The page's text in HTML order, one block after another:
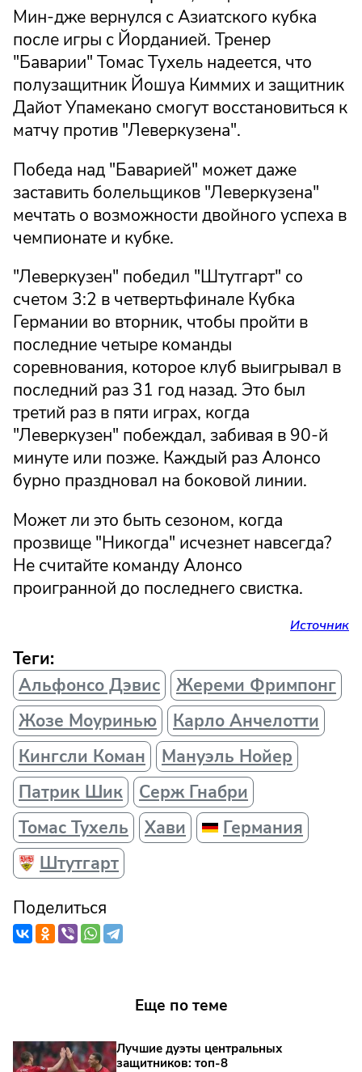
Мин-дже вернулся с Азиатского кубка
после игры с Йорданией. Тренер
"Баварии" Томас Тухель надеется, что
полузащитник Йошуа Киммих и защитник
Дайот Упамекано смогут восстановиться к
матчу против "Леверкузена".
Победа над "Баварией" может даже
заставить болельщиков "Леверкузена"
мечтать о возможности двойного успеха в
чемпионате и кубке.
"Леверкузен" победил "Штутгарт" со
счетом 3:2 в четвертьфинале Кубка
Германии во вторник, чтобы пройти в
последние четыре команды
соревнования, которое клуб выигрывал в
последний раз 31 год назад. Это был
третий раз в пяти играх, когда
"Леверкузен" побеждал, забивая в 90-й
минуте или позже. Каждый раз Алонсо
бурно праздновал на боковой линии.
Может ли это быть сезоном, когда
прозвище "Никогда" исчезнет навсегда?
Не считайте команду Алонсо
проигранной до последнего свистка.
Источник
Теги:
Альфонсо Дэвис
Жереми Фримпонг
Жозе Моуринью
Карло Анчелотти
Кингсли Коман
Мануэль Нойер
Патрик Шик
Серж Гнабри
Томас Тухель
Хави
Германия
Штутгарт
Поделиться
Еще по теме
Лучшие дуэты центральных
защитников: топ‑8